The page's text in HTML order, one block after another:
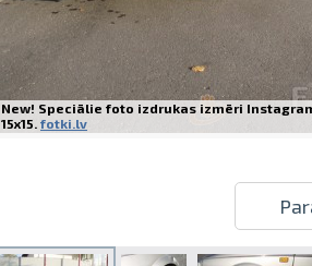
New! Speciālie foto izdrukas izmēri
15x15. fotki.lv